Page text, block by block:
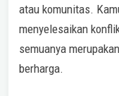
atau komunitas.
menyelesaikan
semuanya
berharga.